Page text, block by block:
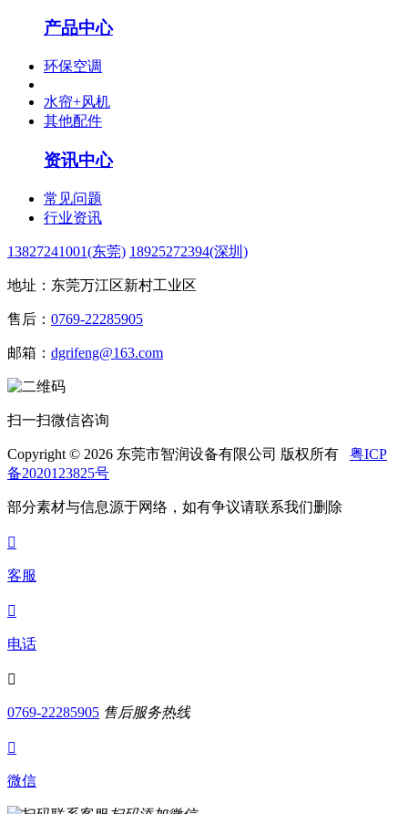
产品中心
环保空调
水帘+风机
其他配件
资讯中心
常见问题
行业资讯
13827241001(东莞) 18925272394(深圳)
地址：东莞万江区新村工业区
售后： 0769-22285905
邮箱： dgrifeng@163.com
扫一扫微信咨询
Copyright © 2026 东莞市智润设备有限公司 版权所有 粤ICP
备2020123825号
部分素材与信息源于网络，如有争议请联系我们删除

客服

电话

0769-22285905 售后服务热线

微信